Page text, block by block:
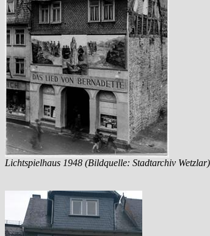
Lichtspielhaus 1948 (Bildquelle: Stadtarchiv Wetzlar)